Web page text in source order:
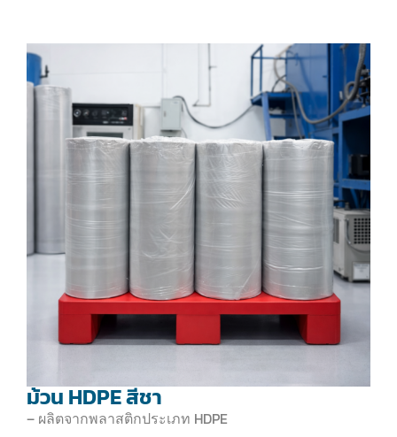
ม้วน HDPE สีชา
– ผลิตจากพลาสติกประเภท HDPE